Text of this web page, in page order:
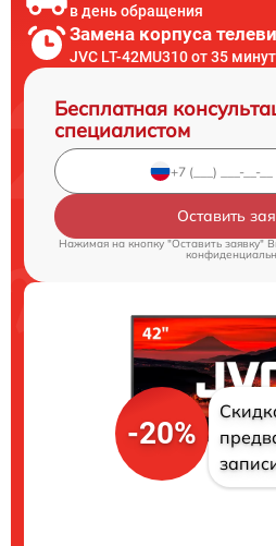
в день обращения
Замена корпуса
JVC LT-42MU310 от 35 минут
Бесплатная
специалистом
Оставить
Нажимая на кнопку "Оставить заявку"
-20%